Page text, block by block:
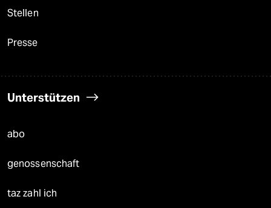
Stellen
Presse
Unterstützen
abo
genossenschaft
taz zahl ich